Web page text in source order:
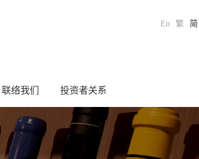
En 繁 简
联络我们 投资者关系